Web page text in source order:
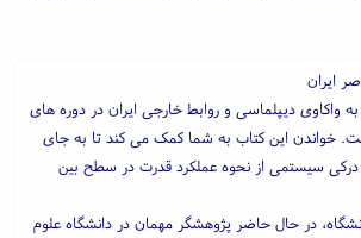
ایران
واکاوی دیپلماسی و روابط خارجی ایران در دوره های
خواندن این کتاب به شما کمک می کند تا به جای
درکی سیستمی از نحوه عملکرد قدرت در سطح بین
در حال حاضر پژوهشگر مهمان در دانشگاه علوم